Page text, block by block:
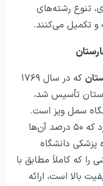
تنوع رشته‌های
و تکمیل می‌کنند.
که در سال ۱۷۶۹
تأسیس شد،
سمل ویز است.
این دانشکده بیش از ۴۰۰۰ دانشجو دارد که ۵۰ درصد آن‌ها
پزشکی دانشگاه
را که کاملاً مطابق با
بالا است، ارائه